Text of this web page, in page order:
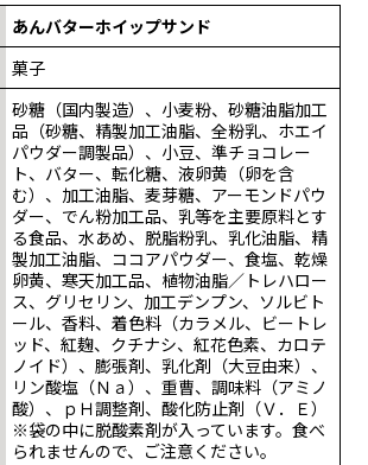
あんバターホイップサンド
菓子
砂糖（国内製造）、小麦粉、砂糖油脂加工
品（砂糖、精製加工油脂、全粉乳、ホエイ
パウダー調製品）、小豆、準チョコレー
ト、バター、転化糖、液卵黄（卵を含
む）、加工油脂、麦芽糖、アーモンドパウ
ダー、でん粉加工品、乳等を主要原料とす
る食品、水あめ、脱脂粉乳、乳化油脂、精
製加工油脂、ココアパウダー、食塩、乾燥
卵黄、寒天加工品、植物油脂／トレハロー
ス、グリセリン、加工デンプン、ソルビト
ール、香料、着色料（カラメル、ビートレ
ッド、紅麹、クチナシ、紅花色素、カロテ
ノイド）、膨張剤、乳化剤（大豆由来）、
リン酸塩（Ｎａ）、重曹、調味料（アミノ
酸）、ｐＨ調整剤、酸化防止剤（Ｖ．Ｅ）
※袋の中に脱酸素剤が入っています。食べ
られませんので、ご注意ください。